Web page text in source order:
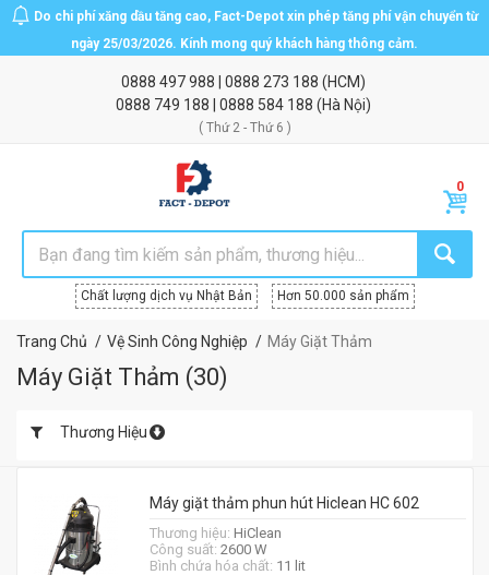
Do chi phí xăng dầu tăng cao, Fact-Depot xin phép tăng phí vận chuyển từ
ngày 25/03/2026. Kính mong quý khách hàng thông cảm.
0888 497 988 0888 273 188 (HCM)
0888 749 188
0888 584 188 (Hà Nội)
( Thứ 2 - Thứ 6 )
Chất lượng dịch vụ Nhật Bản Hơn 50.000 sản phẩm
Trang Chủ Vệ Sinh Công Nghiệp Máy Giặt Thảm
Máy Giặt Thảm (30)
Thương Hiệu
Máy giặt thảm phun hút Hiclean HC 602
Thương hiệu: HiClean
Công suất: 2600 W
Bình chứa hóa chất: 11 lit